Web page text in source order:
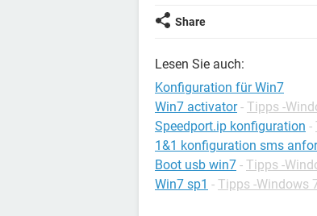
Share
Lesen Sie auch:
Konfiguration für Win7
Win7 activator - Tipps -
Speedport.ip konfiguration -
1&1 konfiguration sms
Boot usb win7 - Tipps -
Win7 sp1 - Tipps -Windows